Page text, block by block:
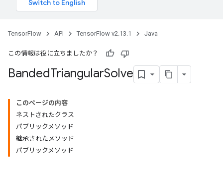
TensorFlow API TensorFlow v2.13.1 Java
この情報は役に立ちましたか？
BandedTriangularSolve
このページの内容
ネストされたクラス
パブリックメソッド
継承されたメソッド
パブリックメソッド